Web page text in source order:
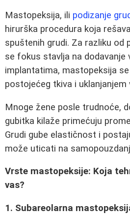
Mastopeksija, ili podizanje
hirurška procedura koja
spuštenih grudi. Za razliku od
se fokus stavlja na dodavanje
implantatima, mastopeksija
postojećeg tkiva i uklanjanjem
Mnoge žene posle trudnoće,
gubitka kilaže primećuju
Grudi gube elastičnost i
može uticati na
Vrste mastopeksije: Koja
vas?
1. Subareolarna